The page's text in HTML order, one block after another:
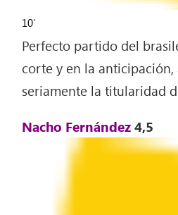
10′
Perfecto partido del
corte y en la anticipación,
seriamente la titularidad
Nacho Fernández 4,5